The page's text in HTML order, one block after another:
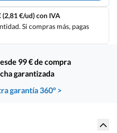
€/ud) con IVA
Si compras más, pagas
99 € de compra
garantizada
garantía 360° >